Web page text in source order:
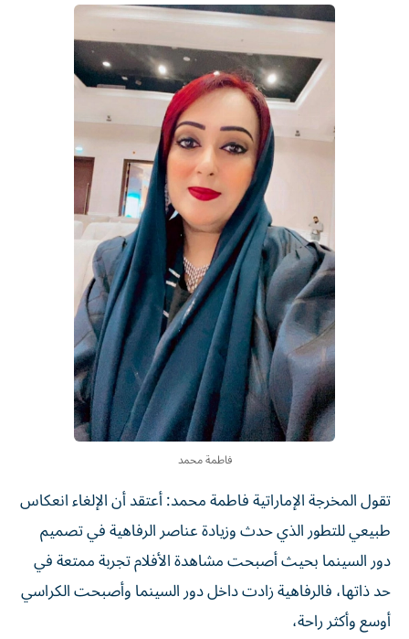
فاطمة محمد
تقول المخرجة الإماراتية فاطمة محمد: أعتقد أن الإلغاء انعكاس
طبيعي للتطور الذي حدث وزيادة عناصر الرفاهية في تصميم
دور السينما بحيث أصبحت مشاهدة الأفلام تجربة ممتعة في
حد ذاتها، فالرفاهية زادت داخل دور السينما وأصبحت الكراسي
أوسع وأكثر راحة،